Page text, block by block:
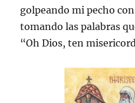
golpeando mi pecho
tomando las palabras
“Oh Dios, ten